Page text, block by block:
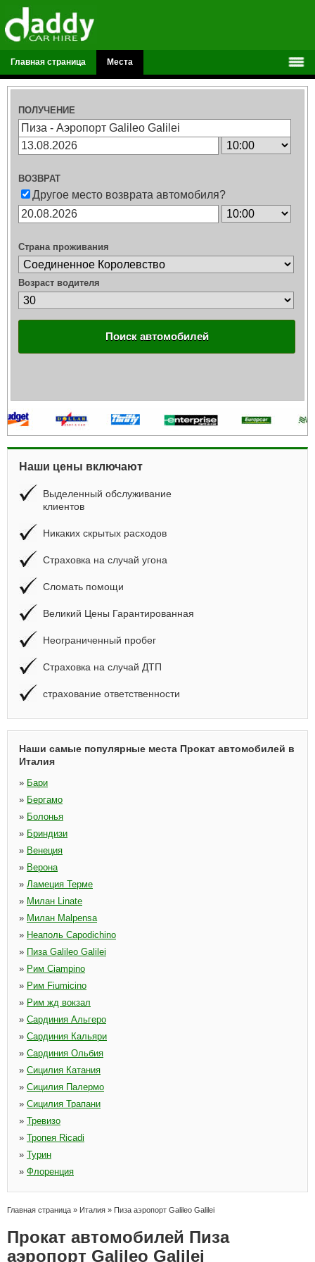
Главная страница Места
ПОЛУЧЕНИЕ
ВОЗВРАТ
Другое место возврата автомобиля?
Страна проживания
Возраст водителя
Поиск автомобилей
Наши цены включают
Выделенный обслуживание
клиентов
Никаких скрытых расходов
Страховка на случай угона
Сломать помощи
Великий Цены Гарантированная
Неограниченный пробег
Страховка на случай ДТП
страхование ответственности
Наши самые популярные места Прокат автомобилей в
Италия
» Бари
» Бергамо
» Болонья
» Бриндизи
» Венеция
» Верона
» Ламеция Терме
» Милан Linate
» Милан Malpensa
» Неаполь Capodichino
» Пиза Galileo Galilei
» Рим Ciampino
» Рим Fiumicino
» Рим жд вокзал
» Сардиния Альгеро
» Сардиния Кальяри
» Сардиния Ольбия
» Сицилия Катания
» Сицилия Палермо
» Сицилия Трапани
» Тревизо
» Тропея Ricadi
» Турин
» Флоренция
Главная страница » Италия » Пиза аэропорт Galileo Galilei
Прокат автомобилей Пиза
аэропорт Galileo Galilei